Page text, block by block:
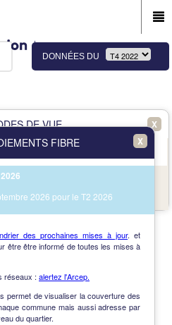
DONNÉES DU
DE VUE X
immeubles et des communes
X
FIBRE
2026 pour le T2 2026
des prochaines mises à jour. et
être être informé de toutes les mises à
réseaux : alertez l'Arcep.
permet de visualiser la couverture des
commune mais aussi adresse par
du quartier.